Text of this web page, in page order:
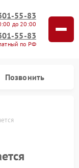
55-83
до 20:00
55-83
по РФ
Позвонить